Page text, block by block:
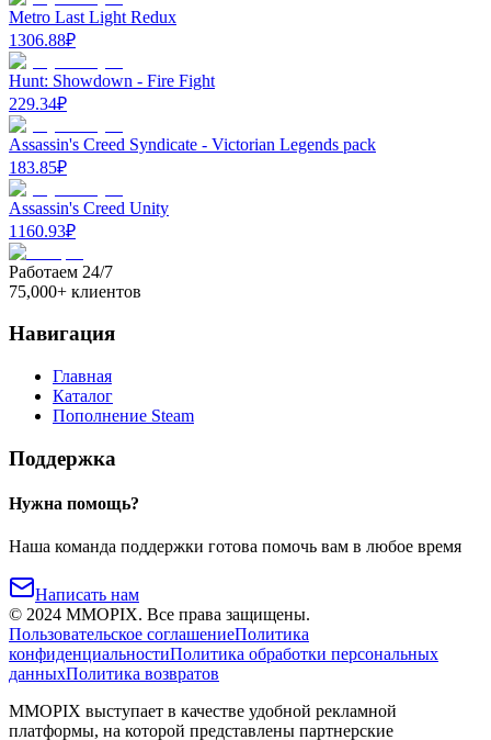
Metro Last Light Redux
1306.88₽
Hunt: Showdown - Fire Fight
229.34₽
Assassin's Creed Syndicate - Victorian Legends pack
183.85₽
Assassin's Creed Unity
1160.93₽
Работаем 24/7
75,000+ клиентов
Навигация
Главная
Каталог
Пополнение Steam
Поддержка
Нужна помощь?
Наша команда поддержки готова помочь вам в любое время
Написать нам
© 2024 MMOPIX. Все права защищены.
Пользовательское соглашениеПолитика
конфиденциальностиПолитика обработки персональных
данныхПолитика возвратов
MMOPIX выступает в качестве удобной рекламной
платформы, на которой представлены партнерские